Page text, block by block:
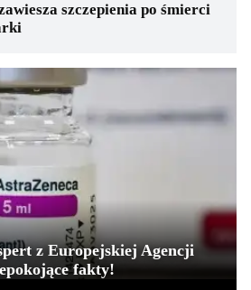
szczepienia po śmierci
z Europejskiej Agencji
fakty!